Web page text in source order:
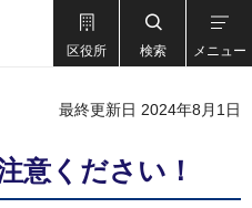
区役所 検索 メニュー
最終更新日 2024年8月1日
意ください！